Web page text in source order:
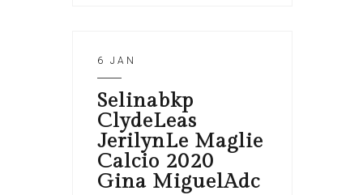
6 JAN
Selinabkp
ClydeLeas
JerilynLe Maglie
Calcio 2020
Gina MiguelAdc